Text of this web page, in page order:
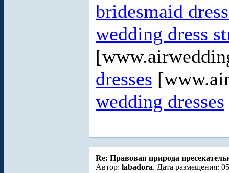
bridesmaid
wedding dress
dresses
wedding dresses
Re: Правовая природа
Автор: labadora. Дата размещения: